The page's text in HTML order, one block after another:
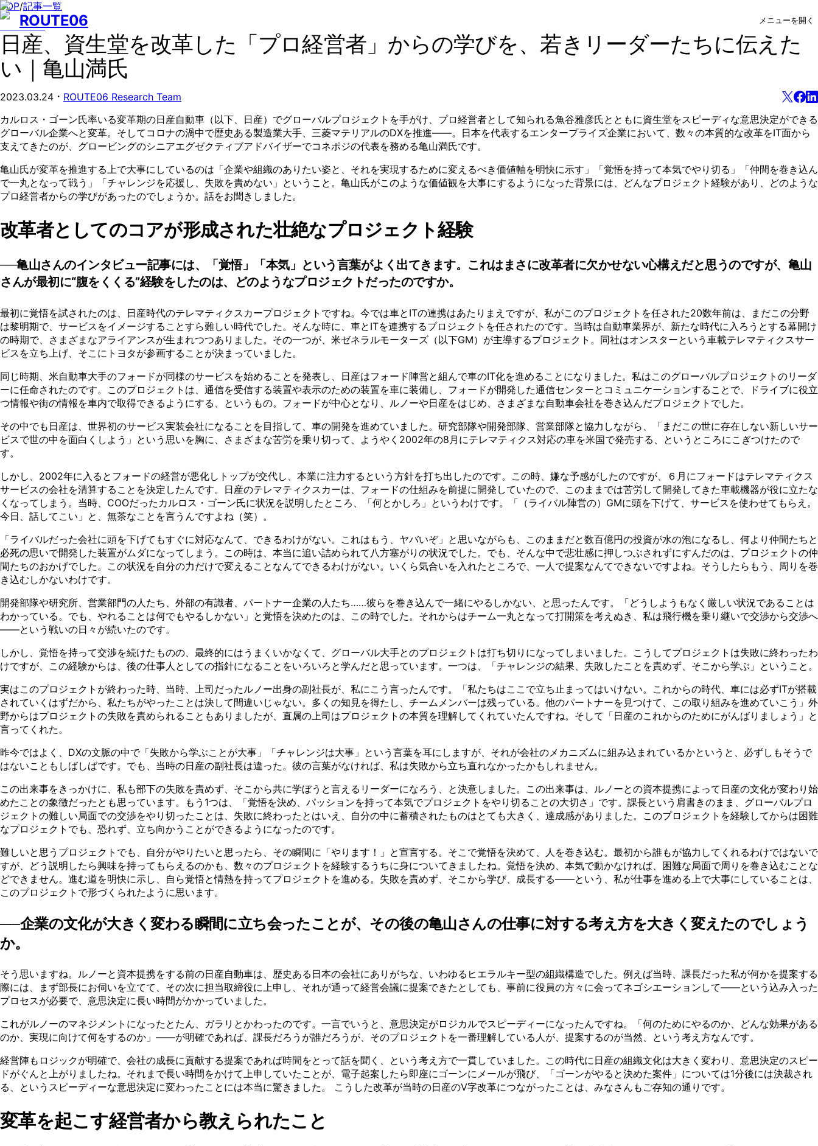
ROUTE06 メニューを開く
TOP/記事一覧
日産、資生堂を改革した「プロ経営者」からの学びを、若きリーダーたちに伝えた
い｜亀山満氏
2023.03.24 ・ ROUTE06 Research Team
カルロス・ゴーン氏率いる変革期の日産自動車（以下、日産）でグローバルプロジェクトを手がけ、プロ経営者として知られる魚谷雅彦氏とともに資生堂をスピーディな意思決定ができる
グローバル企業へと変革。そしてコロナの渦中で歴史ある製造業大手、三菱マテリアルのDXを推進——。日本を代表するエンタープライズ企業において、数々の本質的な改革をIT面から
支えてきたのが、グロービングのシニアエグゼクティブアドバイザーでコネポジの代表を務める亀山満氏です。
亀山氏が変革を推進する上で大事にしているのは「企業や組織のありたい姿と、それを実現するために変えるべき価値軸を明快に示す」「覚悟を持って本気でやり切る」「仲間を巻き込ん
で一丸となって戦う」「チャレンジを応援し、失敗を責めない」ということ。亀山氏がこのような価値観を大事にするようになった背景には、どんなプロジェクト経験があり、どのような
プロ経営者からの学びがあったのでしょうか。話をお聞きしました。
改革者としてのコアが形成された壮絶なプロジェクト経験
──亀山さんのインタビュー記事には、「覚悟」「本気」という言葉がよく出てきます。これはまさに改革者に欠かせない心構えだと思うのですが、亀山
さんが最初に“腹をくくる”経験をしたのは、どのようなプロジェクトだったのですか。
最初に覚悟を試されたのは、日産時代のテレマティクスカープロジェクトですね。今では車とITの連携はあたりまえですが、私がこのプロジェクトを任された20数年前は、まだこの分野
は黎明期で、サービスをイメージすることすら難しい時代でした。そんな時に、車とITを連携するプロジェクトを任されたのです。当時は自動車業界が、新たな時代に入ろうとする幕開け
の時期で、さまざまなアライアンスが生まれつつありました。その一つが、米ゼネラルモーターズ（以下GM）が主導するプロジェクト。同社はオンスターという車載テレマティクスサー
ビスを立ち上げ、そこにトヨタが参画することが決まっていました。
同じ時期、米自動車大手のフォードが同様のサービスを始めることを発表し、日産はフォード陣営と組んで車のIT化を進めることになりました。私はこのグローバルプロジェクトのリーダ
ーに任命されたのです。このプロジェクトは、通信を受信する装置や表示のための装置を車に装備し、フォードが開発した通信センターとコミュニケーションすることで、ドライブに役立
つ情報や街の情報を車内で取得できるようにする、というもの。フォードが中心となり、ルノーや日産をはじめ、さまざまな自動車会社を巻き込んだプロジェクトでした。
その中でも日産は、世界初のサービス実装会社になることを目指して、車の開発を進めていました。研究部隊や開発部隊、営業部隊と協力しながら、「まだこの世に存在しない新しいサー
ビスで世の中を面白くしよう」という思いを胸に、さまざまな苦労を乗り切って、ようやく2002年の8月にテレマティクス対応の車を米国で発売する、というところにこぎつけたので
す。
しかし、2002年に入るとフォードの経営が悪化しトップが交代し、本業に注力するという方針を打ち出したのです。この時、嫌な予感がしたのですが、６月にフォードはテレマティクス
サービスの会社を清算することを決定したんです。日産のテレマティクスカーは、フォードの仕組みを前提に開発していたので、このままでは苦労して開発してきた車載機器が役に立たな
くなってしまう。当時、COOだったカルロス・ゴーン氏に状況を説明したところ、「何とかしろ」というわけです。「（ライバル陣営の）GMに頭を下げて、サービスを使わせてもらえ。
今日、話してこい」と、無茶なことを言うんですよね（笑）。
「ライバルだった会社に頭を下げてもすぐに対応なんて、できるわけがない。これはもう、ヤバいぞ」と思いながらも、このままだと数百億円の投資が水の泡になるし、何より仲間たちと
必死の思いで開発した装置がムダになってしまう。この時は、本当に追い詰められて八方塞がりの状況でした。でも、そんな中で悲壮感に押しつぶされずにすんだのは、プロジェクトの仲
間たちのおかげでした。この状況を自分の力だけで変えることなんてできるわけがない。いくら気合いを入れたところで、一人で提案なんてできないですよね。そうしたらもう、周りを巻
き込むしかないわけです。
開発部隊や研究所、営業部門の人たち、外部の有識者、パートナー企業の人たち……彼らを巻き込んで一緒にやるしかない、と思ったんです。「どうしようもなく厳しい状況であることは
わかっている。でも、やれることは何でもやるしかない」と覚悟を決めたのは、この時でした。それからはチーム一丸となって打開策を考えぬき、私は飛行機を乗り継いで交渉から交渉へ
——という戦いの日々が続いたのです。
しかし、覚悟を持って交渉を続けたものの、最終的にはうまくいかなくて、グローバル大手とのプロジェクトは打ち切りになってしまいました。こうしてプロジェクトは失敗に終わったわ
けですが、この経験からは、後の仕事人としての指針になることをいろいろと学んだと思っています。一つは、「チャレンジの結果、失敗したことを責めず、そこから学ぶ」ということ。
実はこのプロジェクトが終わった時、当時、上司だったルノー出身の副社長が、私にこう言ったんです。「私たちはここで立ち止まってはいけない。これからの時代、車には必ずITが搭載
されていくはずだから、私たちがやったことは決して間違いじゃない。多くの知見を得たし、チームメンバーは残っている。他のパートナーを見つけて、この取り組みを進めていこう」外
野からはプロジェクトの失敗を責められることもありましたが、直属の上司はプロジェクトの本質を理解してくれていたんですね。そして「日産のこれからのためにがんばりましょう」と
言ってくれた。
昨今ではよく、DXの文脈の中で「失敗から学ぶことが大事」「チャレンジは大事」という言葉を耳にしますが、それが会社のメカニズムに組み込まれているかというと、必ずしもそうで
はないこともしばしばです。でも、当時の日産の副社長は違った。彼の言葉がなければ、私は失敗から立ち直れなかったかもしれません。
この出来事をきっかけに、私も部下の失敗を責めず、そこから共に学ぼうと言えるリーダーになろう、と決意しました。この出来事は、ルノーとの資本提携によって日産の文化が変わり始
めたことの象徴だったとも思っています。もう1つは、「覚悟を決め、パッションを持って本気でプロジェクトをやり切ることの大切さ」です。課長という肩書きのまま、グローバルプロ
ジェクトの難しい局面での交渉をやり切ったことは、失敗に終わったとはいえ、自分の中に蓄積されたものはとても大きく、達成感がありました。このプロジェクトを経験してからは困難
なプロジェクトでも、恐れず、立ち向かうことができるようになったのです。
難しいと思うプロジェクトでも、自分がやりたいと思ったら、その瞬間に「やります！」と宣言する。そこで覚悟を決めて、人を巻き込む。最初から誰もが協力してくれるわけではないで
すが、どう説明したら興味を持ってもらえるのかも、数々のプロジェクトを経験するうちに身についてきましたね。覚悟を決め、本気で動かなければ、困難な局面で周りを巻き込むことな
どできません。進む道を明快に示し、自ら覚悟と情熱を持ってプロジェクトを進める。失敗を責めず、そこから学び、成長する——という、私が仕事を進める上で大事にしていることは、
このプロジェクトで形づくられたように思います。
──企業の文化が大きく変わる瞬間に立ち会ったことが、その後の亀山さんの仕事に対する考え方を大きく変えたのでしょう
か。
そう思いますね。ルノーと資本提携をする前の日産自動車は、歴史ある日本の会社にありがちな、いわゆるヒエラルキー型の組織構造でした。例えば当時、課長だった私が何かを提案する
際には、まず部長にお伺いを立てて、その次に担当取締役に上申し、それが通って経営会議に提案できたとしても、事前に役員の方々に会ってネゴシエーションして——という込み入った
プロセスが必要で、意思決定に長い時間がかかっていました。
これがルノーのマネジメントになったとたん、ガラリとかわったのです。一言でいうと、意思決定がロジカルでスピーディーになったんですね。「何のためにやるのか、どんな効果がある
のか、実現に向けて何をするのか」——が明確であれば、課長だろうが誰だろうが、そのプロジェクトを一番理解している人が、提案するのが当然、という考え方なんです。
経営陣もロジックが明確で、会社の成長に貢献する提案であれば時間をとって話を聞く、という考え方で一貫していました。この時代に日産の組織文化は大きく変わり、意思決定のスピー
ドがぐんと上がりましたね。それまで長い時間をかけて上申していたことが、電子起案したら即座にゴーンにメールが飛び、「ゴーンがやると決めた案件」については1分後には決裁され
る、というスピーディーな意思決定に変わったことには本当に驚きました。 こうした改革が当時の日産のV字改革につながったことは、みなさんもご存知の通りです。
変革を起こす経営者から教えられたこと